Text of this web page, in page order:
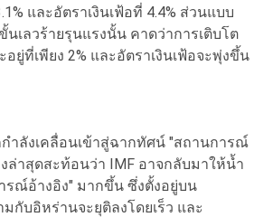
และอัตราเงินเฟ้อที่ 4.4% ส่วนแบบ
เลวร้ายรุนแรงนั้น คาดว่าการเติบโต
ยู่ที่เพียง 2% และอัตราเงินเฟ้อจะพุ่งขึ้น
ำลังเคลื่อนเข้าสู่ฉากทัศน์ "สถานการณ์
ล่าสุดสะท้อนว่า IMF อาจกลับมาให้น้ำ
รณ์อ้างอิง" มากขึ้น ซึ่งตั้งอยู่บน
กับอิหร่านจะยุติลงโดยเร็ว และ